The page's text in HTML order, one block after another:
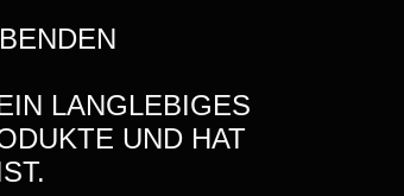
LANGLEBIGES
UND HAT